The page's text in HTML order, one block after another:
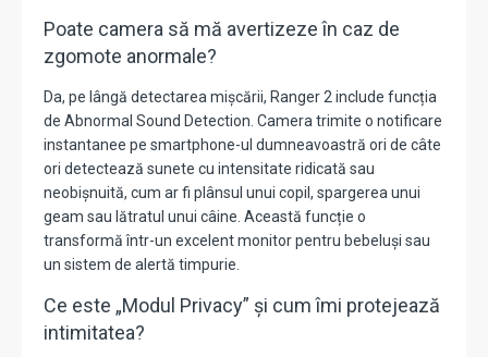
Poate camera să mă avertizeze în caz de
zgomote anormale?
Da, pe lângă detectarea mișcării, Ranger 2 include funcția
de Abnormal Sound Detection. Camera trimite o notificare
instantanee pe smartphone-ul dumneavoastră ori de câte
ori detectează sunete cu intensitate ridicată sau
neobișnuită, cum ar fi plânsul unui copil, spargerea unui
geam sau lătratul unui câine. Această funcție o
transformă într-un excelent monitor pentru bebeluși sau
un sistem de alertă timpurie.
Ce este „Modul Privacy” și cum îmi protejează
intimitatea?